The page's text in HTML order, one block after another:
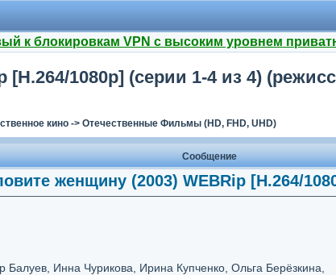
к блокировкам VPN с высоким уровнем
1080p] (серии 1-4 из 4)
кино-> Отечественные Фильмы (HD, FHD, UHD)
Сообщение
женщину (2003) WEBRip [H.264/
Балуев, Инна Чурикова, Ирина Купченко, Ольга Берёзкина,